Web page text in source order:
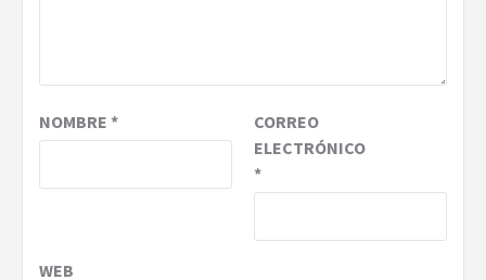
NOMBRE *
CORREO
ELECTRÓNICO
*
WEB